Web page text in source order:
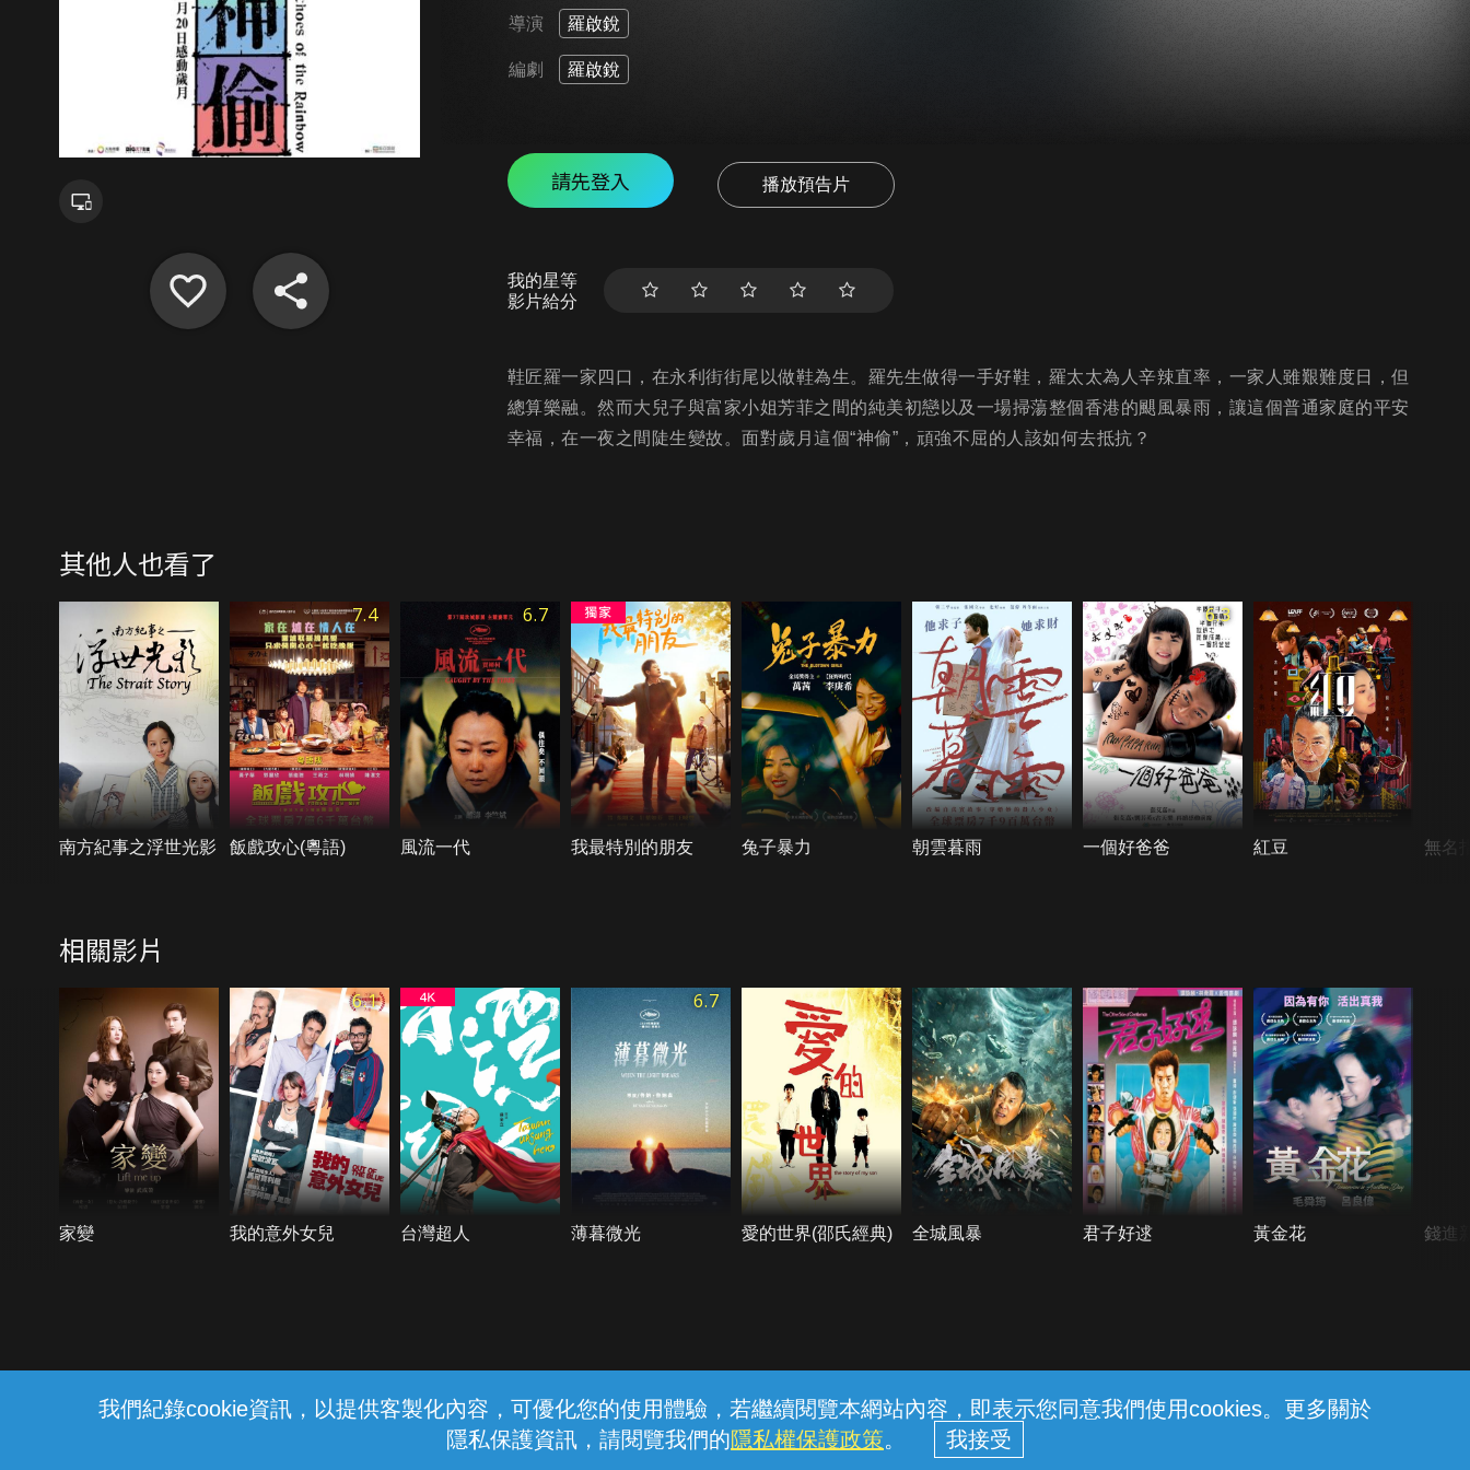
我們紀錄cookie資訊，以提供客製化內容，可優化您的使用體驗，若繼續閱覽本網站內容，即表示您同意我們使用cookies。更多關於
隱私保護資訊，請閱覽我們的隱私權保護政策。
導演 羅啟銳
編劇 羅啟銳
請先登入 播放預告片
我的星等
影片給分
鞋匠羅一家四口，在永利街街尾以做鞋為生。羅先生做得一手好鞋，羅太太為人辛辣直率，一家人雖艱難度日，但
總算樂融。然而大兒子與富家小姐芳菲之間的純美初戀以及一場掃蕩整個香港的颶風暴雨，讓這個普通家庭的平安
幸福，在一夜之間陡生變故。面對歲月這個“神偷”，頑強不屈的人該如何去抵抗？
其他人也看了
南方紀事之浮世光影
7.4
飯戲攻心(粵語)
6.7
風流一代 我最特別的朋友 兔子暴力 朝雲暮雨
6.3
一個好爸爸 紅豆 無名
相關影片
家變
6.1
我的意外女兒 台灣超人
6.7
薄暮微光 愛的世界(邵氏經典) 全城風暴 君子好逑 黃金花 錢進
線上客服 服務條款 隱私權保護
中華電信股份有限公司個人家庭分公司 (統一編號：96979949) © 2026